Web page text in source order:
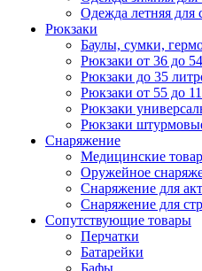
Одежда летняя для
Рюкзаки
Баулы, сумки,
Рюкзаки от 36 до
Рюкзаки до 35
Рюкзаки от 55 до
Рюкзаки
Рюкзаки
Снаряжение
Медицинские
Оружейное
Снаряжение для
Снаряжение для
Сопутствующие товары
Перчатки
Батарейки
Бафы